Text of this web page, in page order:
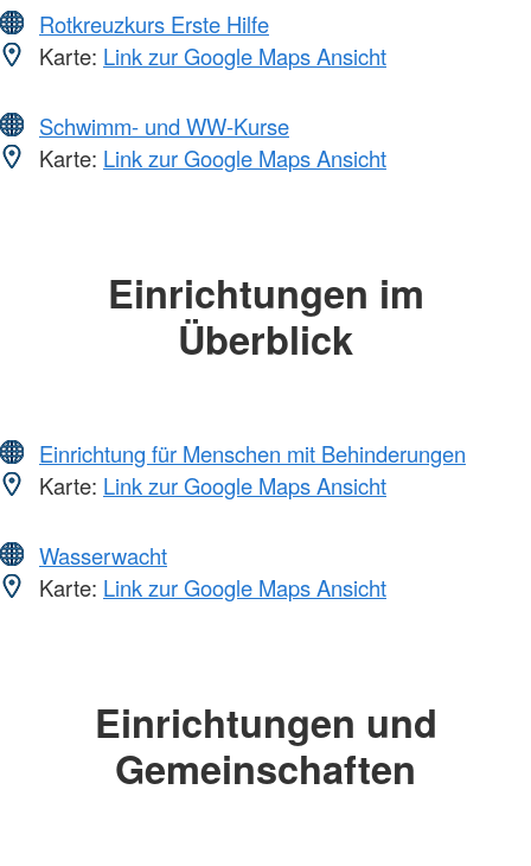
Rotkreuzkurs Erste Hilfe
Karte: Link zur Google Maps Ansicht
Schwimm- und WW-Kurse
Karte: Link zur Google Maps Ansicht
Einrichtungen im
Überblick
Einrichtung für Menschen mit Behinderungen
Karte: Link zur Google Maps Ansicht
Wasserwacht
Karte: Link zur Google Maps Ansicht
Einrichtungen und
Gemeinschaften